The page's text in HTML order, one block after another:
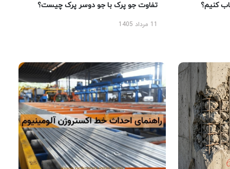
کنیم؟ تفاوت جو پرک با جو دوسر پرک چیست؟